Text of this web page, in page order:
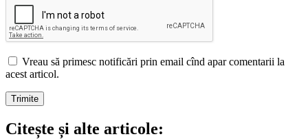
Vreau să primesc notificări prin email cînd apar comentarii la
acest articol.
Citește și alte articole: